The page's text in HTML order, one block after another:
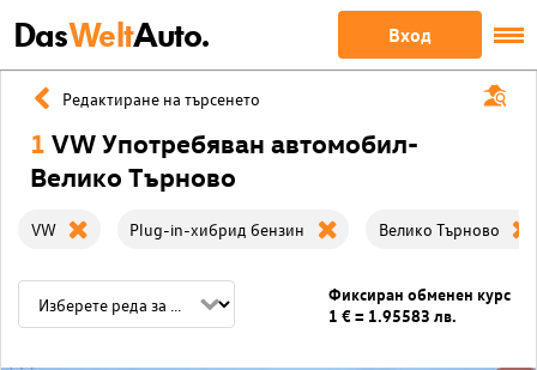
DasWeltAuto. Вход
Редактиране на търсенето
1 VW Употребяван автомобил-
Велико Търново
VW Plug-in-хибрид бензин Велико Търново
Фиксиран обменен курс
1 € = 1.95583 лв.